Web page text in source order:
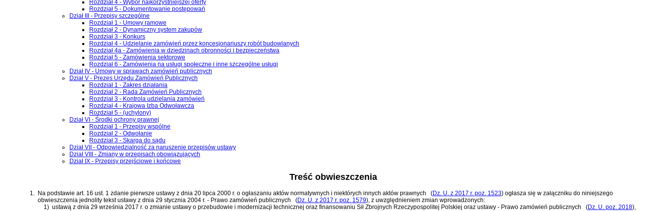
Rozdział 4 - Wybór najkorzystniejszej oferty
Rozdział 5 - Dokumentowanie postępowań
Dział III - Przepisy szczególne
Rozdział 1 - Umowy ramowe
Rozdział 2 - Dynamiczny system zakupów
Rozdział 3 - Konkurs
Rozdział 4 - Udzielanie zamówień przez koncesjonariuszy robót budowlanych
Rozdział 4a - Zamówienia w dziedzinach obronności i bezpieczeństwa
Rozdział 5 - Zamówienia sektorowe
Rozdział 6 - Zamówienia na usługi społeczne i inne szczególne usługi
Dział IV - Umowy w sprawach zamówień publicznych
Dział V - Prezes Urzędu Zamówień Publicznych
Rozdział 1 - Zakres działania
Rozdział 2 - Rada Zamówień Publicznych
Rozdział 3 - Kontrola udzielania zamówień
Rozdział 4 - Krajowa Izba Odwoławcza
Rozdział 5 - (uchylony)
Dział VI - Środki ochrony prawnej
Rozdział 1 - Przepisy wspólne
Rozdział 2 - Odwołanie
Rozdział 3 - Skarga do sądu
Dział VII - Odpowiedzialność za naruszenie przepisów ustawy
Dział VIII - Zmiany w przepisach obowiązujących
Dział IX - Przepisy przejściowe i końcowe
Treść obwieszczenia
1. Na podstawie art. 16 ust. 1 zdanie pierwsze ustawy z dnia 20 lipca 2000 r. o ogłaszaniu aktów normatywnych i niektórych innych aktów prawnych (Dz. U. z 2017 r. poz. 1523) ogłasza się w załączniku do niniejszego
obwieszczenia jednolity tekstustawy z dnia 29 stycznia 2004 r. - Prawo zamówień publicznych (Dz. U. z 2017 r. poz. 1579), z uwzględnieniem zmian wprowadzonych:
1) ustawą z dnia 29 września 2017 r. o zmianie ustawy o przebudowie i modernizacji technicznej oraz finansowaniu Sił Zbrojnych Rzeczypospolitej Polskiej oraz ustawy - Prawo zamówień publicznych (Dz. U. poz. 2018),